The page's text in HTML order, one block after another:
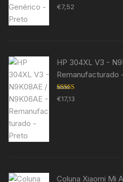
Avaliação
5.00de 5
€7,52
HP 304XL V3 -
Remanufacturado
Avaliação
5.00 de 5
€17,13
Coluna Xiaomi Mi